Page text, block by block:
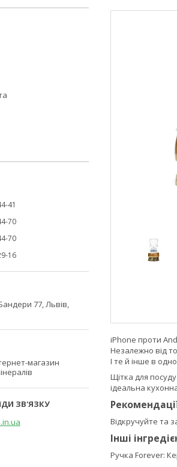
iPhone проти
Незалежно від
І те й інше в
Щітка для
ідеальна
Відкручуйте та
Інші
Ручка Forever:
41
70
70
16
77, Львів,
магазин